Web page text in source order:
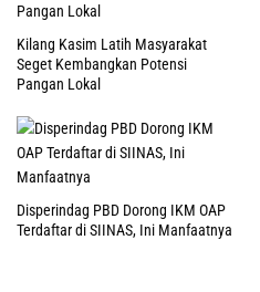
Kilang Kasim Latih Masyarakat
Seget Kembangkan Potensi
Pangan Lokal
Disperindag PBD Dorong IKM OAP
Terdaftar di SIINAS, Ini Manfaatnya